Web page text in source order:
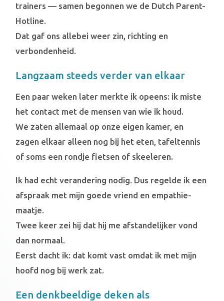
trainers — samen begonnen we de Dutch Parent-
Hotline.
Dat gaf ons allebei weer zin, richting en
verbondenheid.
Langzaam steeds verder van elkaar
Een paar weken later merkte ik opeens: ik miste
het contact met de mensen van wie ik houd.
We zaten allemaal op onze eigen kamer, en
zagen elkaar alleen nog bij het eten, tafeltennis
of soms een rondje fietsen of skeeleren.
Ik had echt verandering nodig. Dus regelde ik een
afspraak met mijn goede vriend en empathie-
maatje.
Twee keer zei hij dat hij me afstandelijker vond
dan normaal.
Eerst dacht ik: dat komt vast omdat ik met mijn
hoofd nog bij werk zat.
Een denkbeeldige deken als